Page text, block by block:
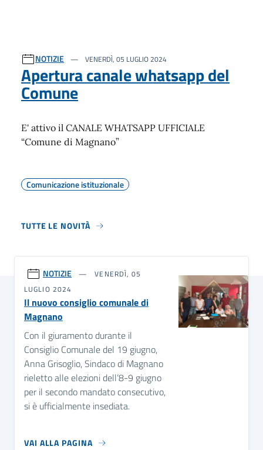
NOTIZIE VENERDÌ, 05 LUGLIO 2024
Apertura canale whatsapp del
Comune
E' attivo il CANALE WHATSAPP UFFICIALE
“Comune di Magnano”
Comunicazione istituzionale
TUTTE LE NOVITÀ
NOTIZIE
VENERDÌ, 05
LUGLIO 2024
Il nuovo consiglio comunale di
Magnano
Con il giuramento durante il
Consiglio Comunale del 19 giugno,
Anna Grisoglio, Sindaco di Magnano
rieletto alle elezioni dell’8-9 giugno
per il secondo mandato consecutivo,
si è ufficialmente insediata.
VAI ALLA PAGINA